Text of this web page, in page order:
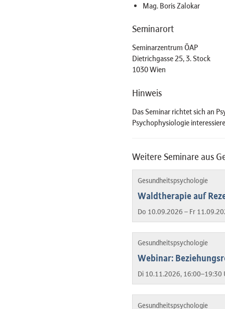
Mag. Boris Zalokar
Seminarort
Seminarzentrum ÖAP
Dietrichgasse 25, 3. Stock
1030 Wien
Hinweis
Das Seminar richtet sich an
Psychophysiologie
Weitere Seminare aus
Gesundheitspsychologie
Waldtherapie auf
Do 10.09.2026 – Fr
Gesundheitspsychologie
Webinar:
Di 10.11.2026, 16:00–19:30
Gesundheitspsychologie